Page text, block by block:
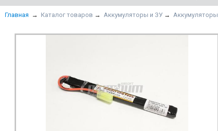
Главная → Каталог товаров → Аккумуляторы и ЗУ→ Аккумуляторы